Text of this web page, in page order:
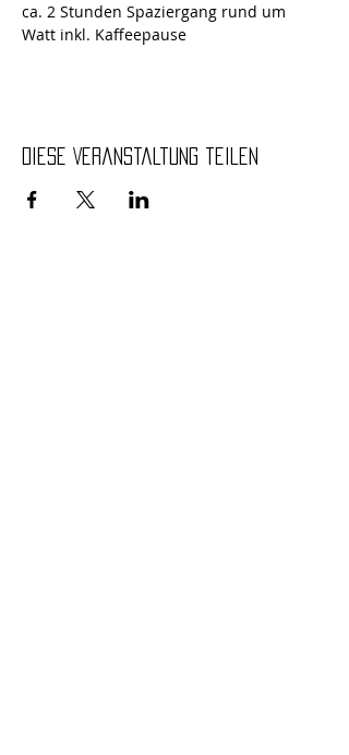
ca. 2 Stunden Spaziergang rund um
Watt inkl. Kaffeepause
Diese Veranstaltung teilen